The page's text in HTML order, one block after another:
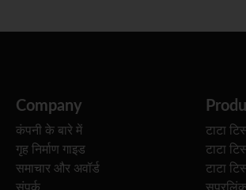
Company
कंपनी के बारे में
गृह निर्माण गाइड
समाचार और अवॉर्ड
टाटा
टाटा
टाटा